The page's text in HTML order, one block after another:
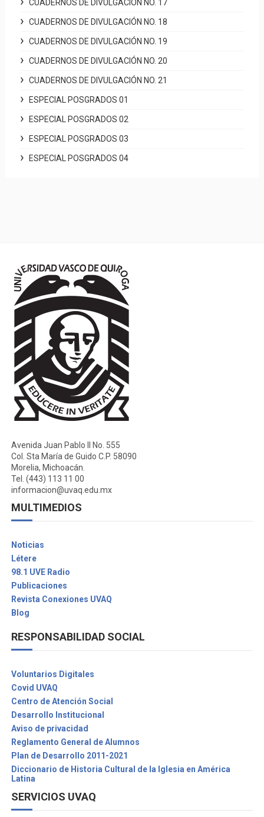
CUADERNOS DE DIVULGACIÓN NO. 17
CUADERNOS DE DIVULGACIÓN NO. 18
CUADERNOS DE DIVULGACIÓN NO. 19
CUADERNOS DE DIVULGACIÓN NO. 20
CUADERNOS DE DIVULGACIÓN NO. 21
ESPECIAL POSGRADOS 01
ESPECIAL POSGRADOS 02
ESPECIAL POSGRADOS 03
ESPECIAL POSGRADOS 04
Avenida Juan Pablo II No. 555
Col. Sta María de Guido C.P. 58090
Morelia, Michoacán.
Tel. (443) 113 11 00
informacion@uvaq.edu.mx
MULTIMEDIOS
Noticias
Létere
98.1 UVE Radio
Publicaciones
Revista Conexiones UVAQ
Blog
RESPONSABILIDAD SOCIAL
Voluntarios Digitales
Covid UVAQ
Centro de Atención Social
Desarrollo Institucional
Aviso de privacidad
Reglamento General de Alumnos
Plan de Desarrollo 2011-2021
Diccionario de Historia Cultural de la Iglesia en América
Latina
SERVICIOS UVAQ